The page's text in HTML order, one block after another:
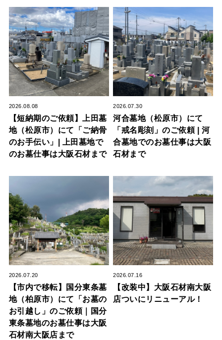
2026.08.08
【短納期のご依頼】上田墓
地（松原市）にて「ご納骨
のお手伝い」| 上田墓地で
のお墓仕事は大阪石材まで
2026.07.30
河合墓地（松原市）にて
「戒名彫刻」のご依頼 | 河
合墓地でのお墓仕事は大阪
石材まで
2026.07.20
【市内で移転】国分東条墓
地（柏原市）にて「お墓の
お引越し」のご依頼｜国分
東条墓地のお墓仕事は大阪
石材南大阪店まで
2026.07.16
【改装中】大阪石材南大阪
店ついにリニューアル！